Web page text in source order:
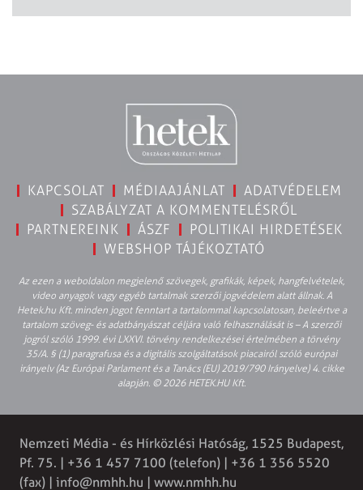
KAPCSOLAT MÉDIAAJÁNLAT
ADATVÉDELEM
SZABÁLYZAT A KOMMENTELÉSRŐL
PARTNEREINK
ÁSZF
POLITIKAI HIRDETÉSEK
WEBSHOP TÁJÉKOZTATÓ
Az ezen a weboldalon megjelenő szövegek, grafikák, képek, hangfelvételek,
video anyagok vagy egyéb tartalmak szerzői jogvédelem alatt állnak. A
Hetek.hu Kft. minden jogot fenntart a tartalommal kapcsolatosan, beleértve a
tartalom szöveg- és adatbányászat céljára való felhasználását is – A szerzői
jogról szóló 1999. évi LXXVI. törvény rendelkezései értelmében a törvény
35/A. § (1) paragrafusa és a digitális szolgáltatások piacairól szóló európai
irányelv (Az Európai Parlament és a Tanács (EU) 2019/790 Irányelve) 4. cikke
alapján. © 2026 HETEK.HU Kft.
Nemzeti Média - és Hírközlési Hatóság, 1525 Budapest,
Pf. 75. | +36 1 457 7100 (telefon) | +36 1 356 5520
(fax) | info@nmhh.hu | www.nmhh.hu